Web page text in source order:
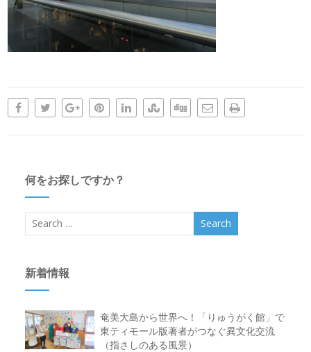
何をお探しですか？
新着情報
奄美大島から世界へ！「りゅうがく館」で
東ティモール版著者がつなぐ異文化交流
（指さしのある風景）